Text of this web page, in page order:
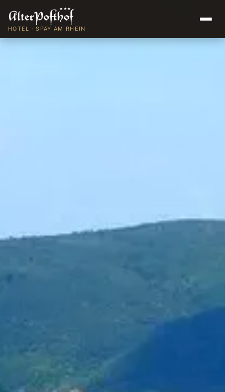
HOTEL · SPAY AM RHEIN